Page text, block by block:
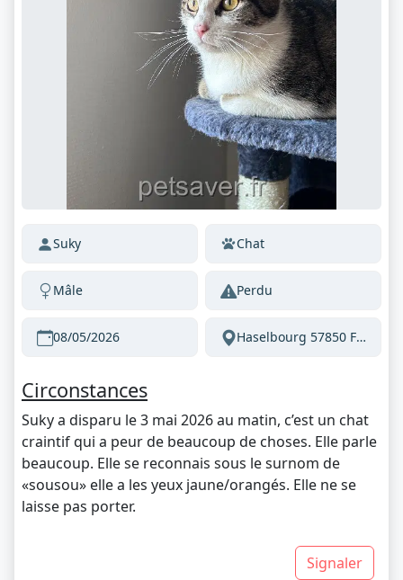
Suky Chat
Mâle Perdu
08/05/2026 Haselbourg 57850 France
Circonstances
Suky a disparu le 3 mai 2026 au matin, c’est un chat
craintif qui a peur de beaucoup de choses. Elle parle
beaucoup. Elle se reconnais sous le surnom de
«sousou» elle a les yeux jaune/orangés. Elle ne se
laisse pas porter.
Signaler